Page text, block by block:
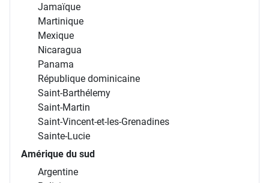
Jamaïque
Martinique
Mexique
Nicaragua
Panama
République dominicaine
Saint-Barthélemy
Saint-Martin
Saint-Vincent-et-les-Grenadines
Sainte-Lucie
Amérique du sud
Argentine